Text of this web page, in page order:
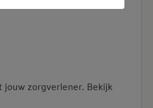
jouw zorgverlener. Bekijk